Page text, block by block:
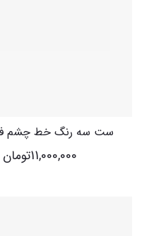
Your
Your
Your
Your EyeShadow
Your
Your
11,000,000تومان